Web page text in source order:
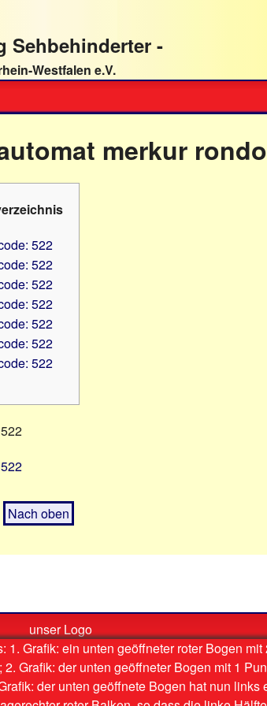
Sehbehinderter -
Westfalen e.V.
merkur rondo
522
522
522
522
522
522
522
Nach oben
unser Logo